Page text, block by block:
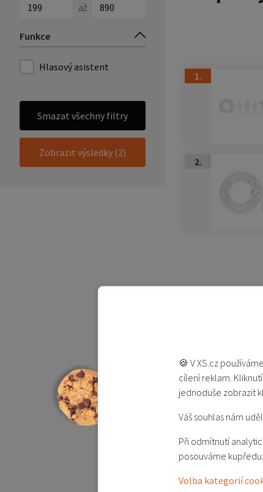
🍪 V XS.cz
cílení reklam.
jednoduše zobrazit
Váš souhlas nám
Při odmítnutí
posouváme kupředu.
Volba kategorií
až
Funkce
Hlasový asistent
Smazat všechny filtry
Zobrazit výsledky (2)
1.
2.
1 090 Kč 890